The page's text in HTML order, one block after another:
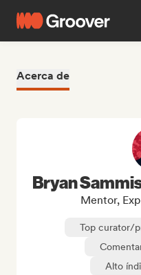
Acerca de
Bryan
Mentor,
Top curator/
Alto